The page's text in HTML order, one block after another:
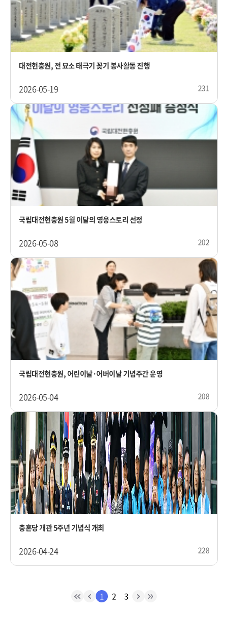
대전현충원, 전 묘소 태극기 꽂기 봉사활동 진행
2026-05-19 231
국립대전현충원 5월 이달의 영웅스토리 선정
2026-05-08 202
국립대전현충원, 어린이날·어버이날 기념주간 운영
2026-05-04 208
충혼당 개관 5주년 기념식 개최
2026-04-24 228
1 2 3